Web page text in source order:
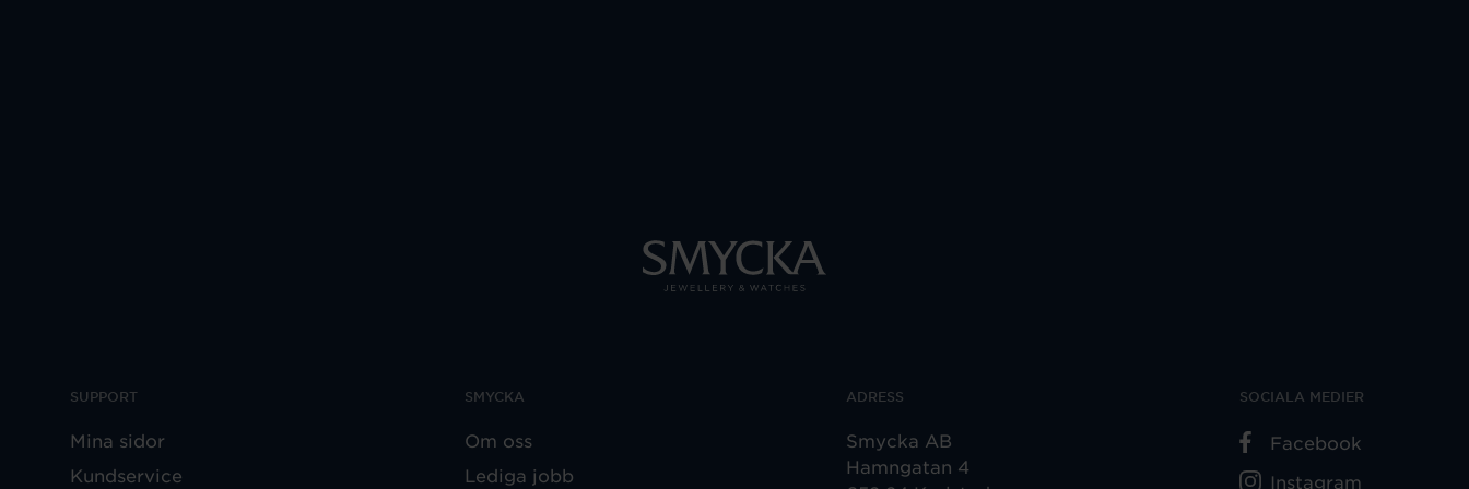
SUPPORT
Mina sidor
Kundservice
SMYCKA
Om oss
Lediga jobb
ADRESS
Smycka AB
Hamngatan 4
SOCIALA MEDIER
Facebook
Instagram